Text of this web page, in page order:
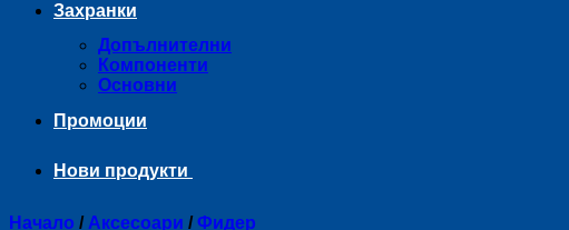
Захранки
Допълнителни
Компоненти
Основни
Промоции
Нови продукти
Начало / Аксесоари / Фидер